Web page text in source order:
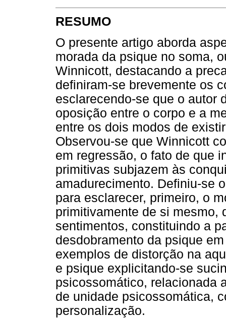
RESUMO
O presente artigo aborda
morada da psique no soma,
Winnicott, destacando a
definiram-se brevemente os
esclarecendo-se que o autor
oposição entre o corpo e a
entre os dois modos de
Observou-se que Winnicott
em regressão, o fato de que
primitivas subjazem às
amadurecimento. Definiu-se
para esclarecer, primeiro, o
primitivamente de si mesmo,
sentimentos, constituindo a
desdobramento da psique
exemplos de distorção na
e psique explicitando-se
psicossomático, relacionada
de unidade psicossomática,
personalização.